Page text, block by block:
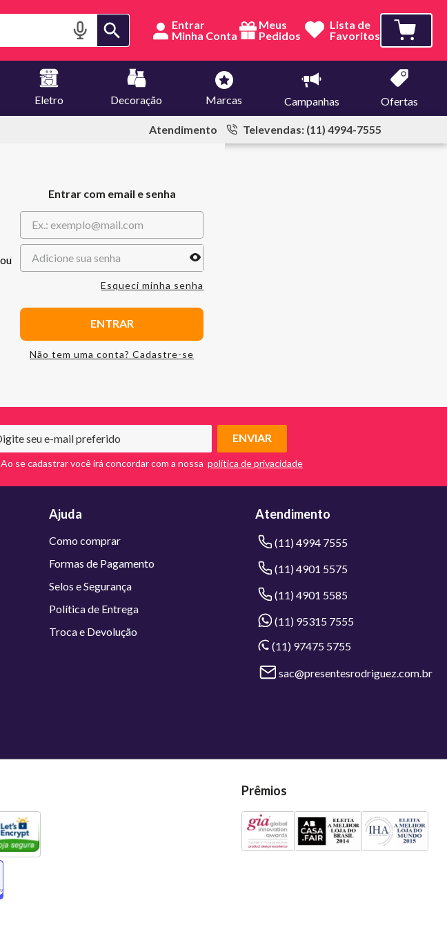
Entrar
Meus
Pedidos
Lista de
Favoritos
Eletro Decoração Marcas Campanhas Ofertas
Atendimento Televendas: (11) 4994-7555
Entrar com email e senha
Esqueci minha senha
ENTRAR
Não tem uma conta? Cadastre-se
ENVIAR
Ao se cadastrar você irá concordar com a nossa
Ajuda
Como comprar
Formas de Pagamento
Selos e Segurança
Política de Entrega
Troca e Devolução
Atendimento
(11) 4994 7555
(11) 4901 5575
(11) 4901 5585
(11) 95315 7555
(11) 97475 5755
sac@presentesrodriguez.com.br
Prêmios